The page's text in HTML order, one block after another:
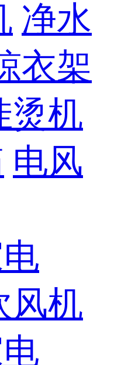
净水
衣架
烫机
电风
风机